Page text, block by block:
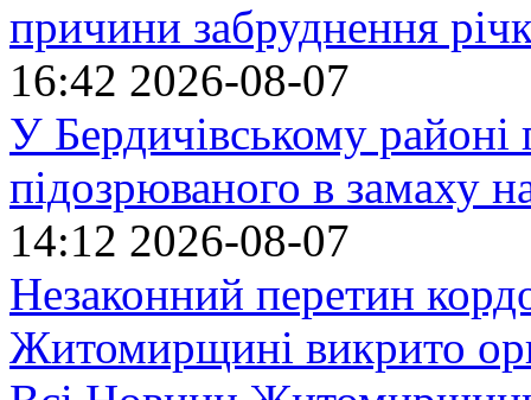
причини забруднення
16:42 2026-08-07
У Бердичівському районі
підозрюваного в замаху
14:12 2026-08-07
Незаконний перетин
Житомирщині викрито